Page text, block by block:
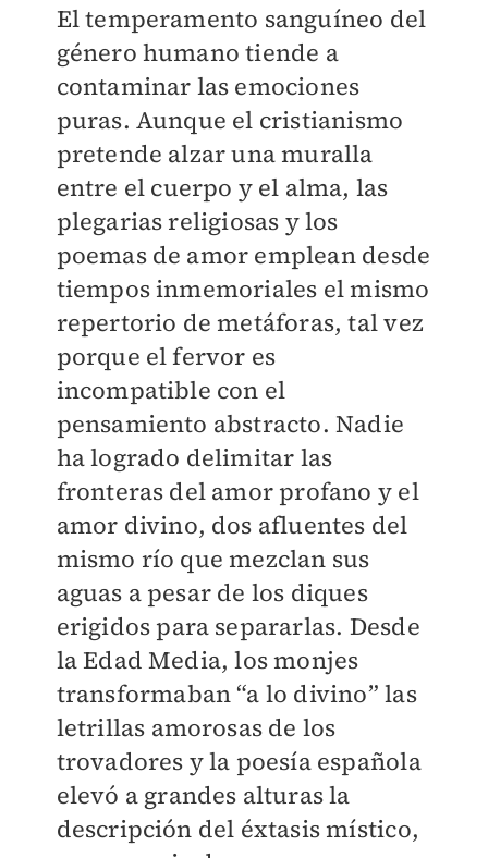
El temperamento sanguíneo del
género humano tiende a
contaminar las emociones
puras. Aunque el cristianismo
pretende alzar una muralla
entre el cuerpo y el alma, las
plegarias religiosas y los
poemas de amor emplean desde
tiempos inmemoriales el mismo
repertorio de metáforas, tal vez
porque el fervor es
incompatible con el
pensamiento abstracto. Nadie
ha logrado delimitar las
fronteras del amor profano y el
amor divino, dos afluentes del
mismo río que mezclan sus
aguas a pesar de los diques
erigidos para separarlas. Desde
la Edad Media, los monjes
transformaban “a lo divino” las
letrillas amorosas de los
trovadores y la poesía española
elevó a grandes alturas la
descripción del éxtasis místico,